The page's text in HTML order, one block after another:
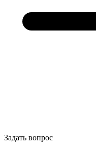
Задать вопрос